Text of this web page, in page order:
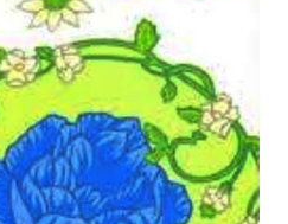
Abraço”, uma, entre tantas
especial nos dá. Faixas: 01.
Volkswagen Blues 03. Aquele
A Voz do Vivo 06. Vitrines 07.
Identificado 10. Omã Laô
(Faixa bônus) 12. Com Medo,